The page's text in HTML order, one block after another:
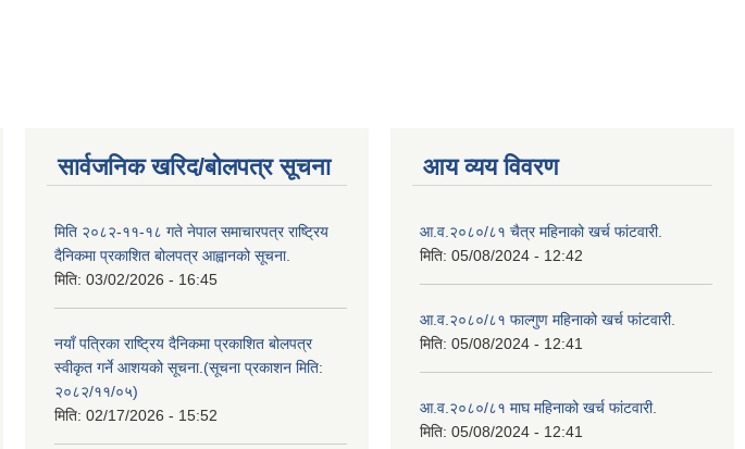
सार्वजनिक खरिद/बोलपत्र सूचना
मिति २०८२-११-१८ गते नेपाल समाचारपत्र राष्ट्रिय
दैनिकमा प्रकाशित बोलपत्र आह्वानको सूचना.
मिति: 03/02/2026 - 16:45
नयाँ पत्रिका राष्ट्रिय दैनिकमा प्रकाशित बोलपत्र
स्वीकृत गर्ने आशयको सूचना.(सूचना प्रकाशन मिति:
२०८२/११/०५)
मिति: 02/17/2026 - 15:52
आय व्यय विवरण
आ.व.२०८०/८१ चैत्र महिनाको खर्च फांटवारी.
मिति: 05/08/2024 - 12:42
आ.व.२०८०/८१ फाल्गुण महिनाको खर्च फांटवारी.
मिति: 05/08/2024 - 12:41
आ.व.२०८०/८१ माघ महिनाको खर्च फांटवारी.
मिति: 05/08/2024 - 12:41